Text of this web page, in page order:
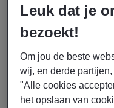
Nederland
Datum
Specialisatie: Financieel
Filter resultaten
Leuk dat je
bezoekt!
Om jou de beste
wij, en derde
"Alle cookies
het opslaan van